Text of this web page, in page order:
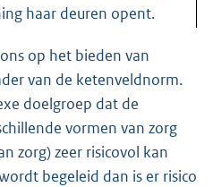
haar deuren opent.
op het bieden van
van de ketenveldnorm.
doelgroep dat de
vormen van zorg
zorg) zeer risicovol kan
begeleid dan is er risico